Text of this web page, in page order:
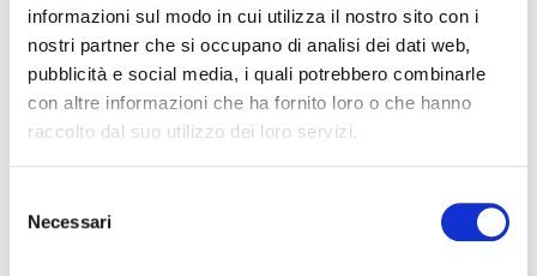
informazioni sul modo in cui utilizza il nostro sito con i
nostri partner che si occupano di analisi dei dati web,
pubblicità e social media, i quali potrebbero combinarle
con altre informazioni che ha fornito loro o che hanno
raccolto dal suo utilizzo dei loro servizi.
delNecessari